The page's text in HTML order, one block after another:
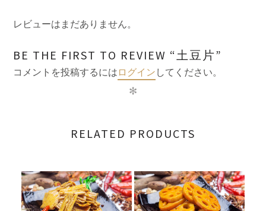
レビューはまだありません。
BE THE FIRST TO REVIEW “土豆片”
コメントを投稿するには ログイン してください。
✻
RELATED PRODUCTS